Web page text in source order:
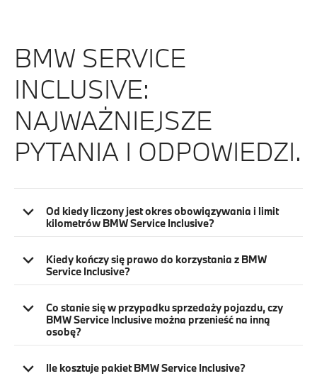
BMW SERVICE
INCLUSIVE:
NAJWAŻNIEJSZE
PYTANIA I ODPOWIEDZI.
Od kiedy liczony jest okres obowiązywania i limit
kilometrów BMW Service Inclusive?
Kiedy kończy się prawo do korzystania z BMW
Service Inclusive?
Co stanie się w przypadku sprzedaży pojazdu, czy
BMW Service Inclusive można przenieść na inną
osobę?
Ile kosztuje pakiet BMW Service Inclusive?